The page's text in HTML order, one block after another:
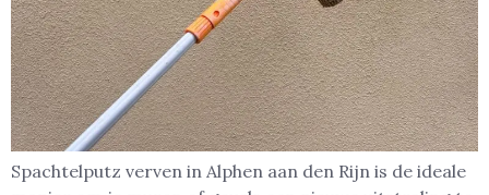
Spachtelputz verven in Alphen aan den Rijn is de ideale